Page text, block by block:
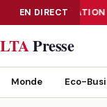
EN DIRECT
NUMÉRISATION : LE
LTAPresse
Monde Eco-